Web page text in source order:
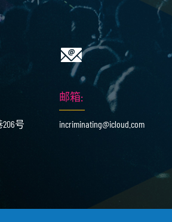
号
邮箱:
incriminating@icloud.com